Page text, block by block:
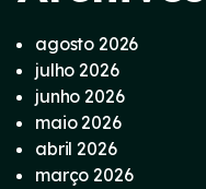
agosto 2026
julho 2026
junho 2026
maio 2026
abril 2026
março 2026